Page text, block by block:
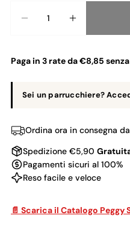
Paga in 3 rate da €8,85
Sei un parrucchiere?
Ordina ora in consegna
Spedizione €5,90
Pagamenti sicuri al 100%
Reso facile e veloce
📄 Scarica il Catalogo Peggy